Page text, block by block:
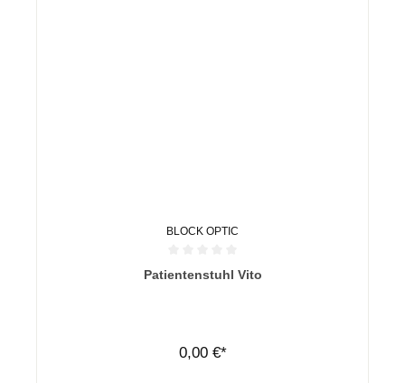
BLOCK OPTIC
Durchschnittliche Bewertung von 0 von 5 Sternen
Patientenstuhl Vito
0,00 €*